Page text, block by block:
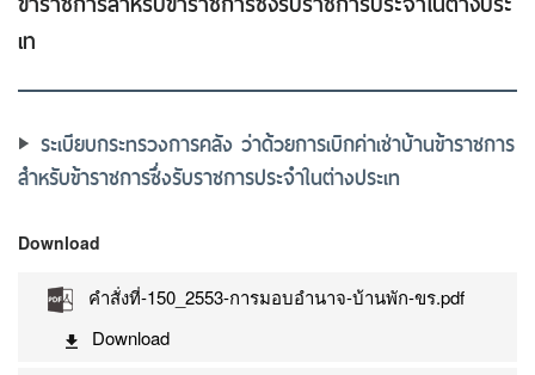
เท
ระเบียบกระทรวงการคลัง ว่าด้วยการเบิกค่าเช่าบ้านข้าราชการ
สำหรับข้าราชการซึ่งรับราชการประจำในต่างประเท
Download
คำสั่งที่-150_2553-การมอบอำนาจ-บ้านพัก-ขร.pdf
Download